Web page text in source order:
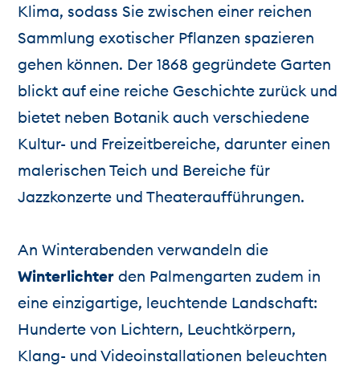
Klima, sodass Sie zwischen einer reichen
Sammlung exotischer Pflanzen spazieren
gehen können. Der 1868 gegründete Garten
blickt auf eine reiche Geschichte zurück und
bietet neben Botanik auch verschiedene
Kultur- und Freizeitbereiche, darunter einen
malerischen Teich und Bereiche für
Jazzkonzerte und Theateraufführungen.
An Winterabenden verwandeln die
Winterlichter den Palmengarten zudem in
eine einzigartige, leuchtende Landschaft:
Hunderte von Lichtern, Leuchtkörpern,
Klang- und Videoinstallationen beleuchten